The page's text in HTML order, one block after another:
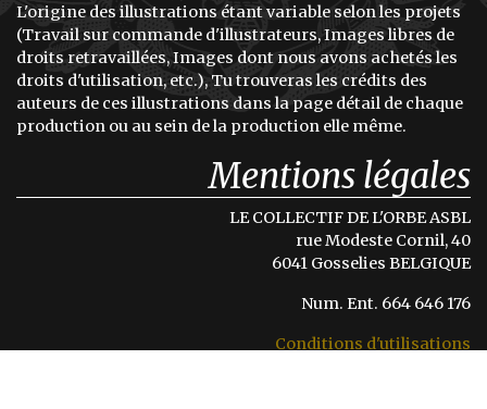
L'origine des illustrations étant variable selon les projets
(Travail sur commande d'illustrateurs, Images libres de
droits retravaillées, Images dont nous avons achetés les
droits d'utilisation, etc.), Tu trouveras les crédits des
auteurs de ces illustrations dans la page détail de chaque
production ou au sein de la production elle même.
Mentions légales
LE COLLECTIF DE L'ORBE ASBL
rue Modeste Cornil, 40
6041 Gosselies BELGIQUE
Num. Ent. 664 646 176
Conditions d'utilisations